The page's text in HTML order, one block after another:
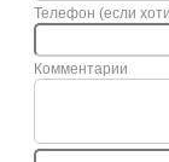
Телефон (если
Комментарии